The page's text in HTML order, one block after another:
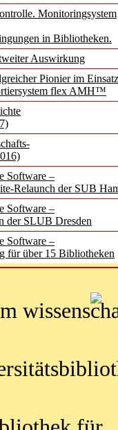
Monitoringsystem
in Bibliotheken.
Auswirkung
Pionier im
flex AMH™
Software –
Relaunch der SUB
Software –
der SLUB Dresden
Software –
für über 15 Bibliotheken
von
Welt
bis
in der
Media